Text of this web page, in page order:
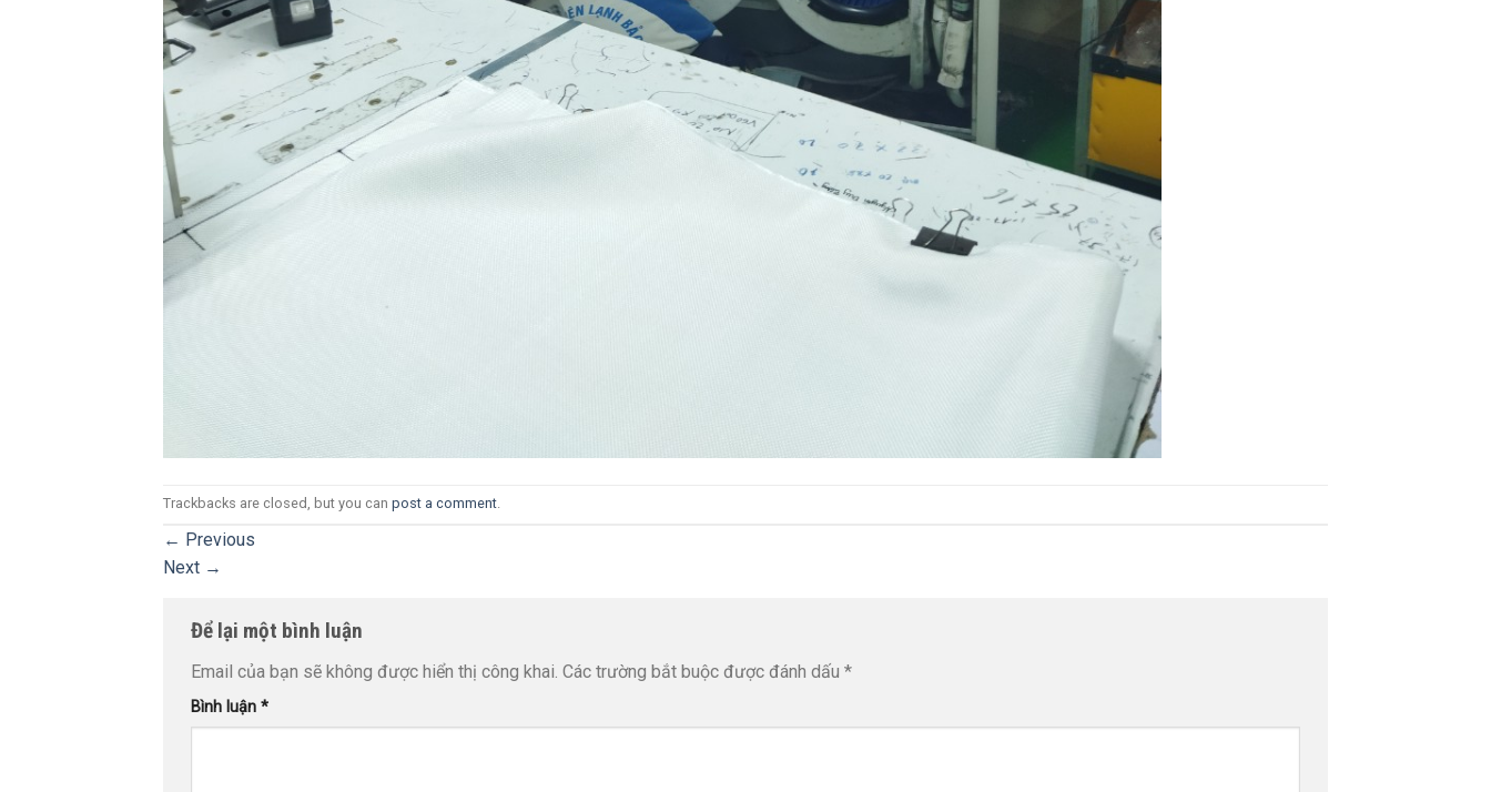
Trackbacks are closed, but you can post a comment
← Previous
Next →
Để lại một bình luận
Email của bạn sẽ không được hiển thị công khai. Các trường bắt buộc được đánh dấu *
Bình luận *